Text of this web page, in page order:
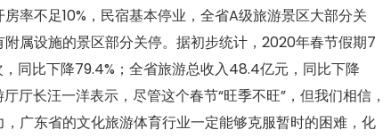
率不足10%，民宿基本停业，全省A级旅游景区大部分关
属设施的景区部分关停。据初步统计，2020年春节假期7
同比下降79.4%；全省旅游总收入48.4亿元，同比下降
长汪一洋表示，尽管这个春节“旺季不旺”，但我们相信，
广东省的文化旅游体育行业一定能够克服暂时的困难，化